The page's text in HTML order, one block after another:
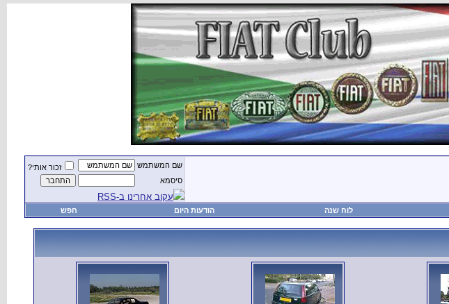
שם המשתמש
זכור אותי?
סיסמא
עקוב אחרינו ב-RSS
לוח שנה הודעות היום חפש